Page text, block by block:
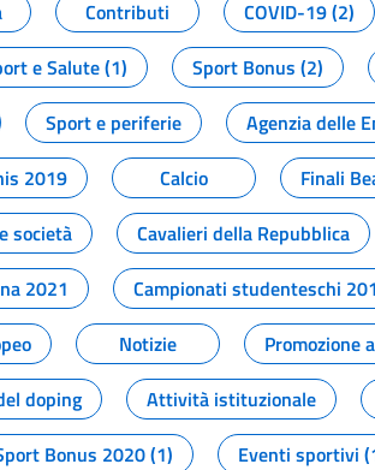
Contributi COVID-19 (2)
e Salute (1) Sport Bonus (2)
Sport e periferie Agenzia delle
2019 Calcio Finali
società Cavalieri della Repubblica
2021 Campionati studenteschi
Notizie Promozione
doping Attività istituzionale
Bonus 2020 (1) Eventi sportivi